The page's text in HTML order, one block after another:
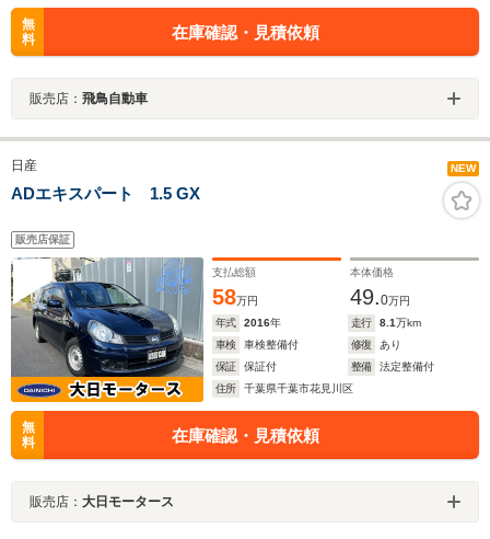
無
料
在庫確認・見積依頼
販売店： 飛鳥自動車
日産 NEW
ADエキスパート 1.5 GX
販売店保証
支払総額
58万円
本体価格
49.0万円
年式
2016年 走行 8.1万km
車検
車検整備付 修復
あり
保証
保証付 整備
法定整備付
住所
千葉県千葉市花見川区
無
料
在庫確認・見積依頼
販売店： 大日モータース